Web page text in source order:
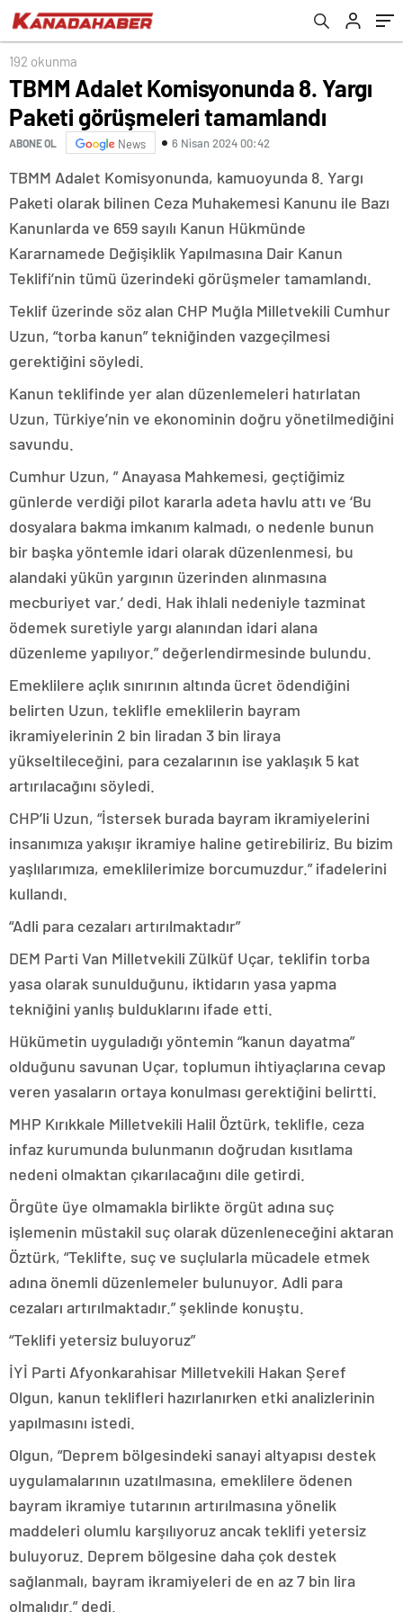
192 okunma
TBMM Adalet Komisyonunda 8. Yargı
Paketi görüşmeleri tamamlandı
ABONE OL News 6 Nisan 2024 00:42
TBMM Adalet Komisyonunda, kamuoyunda 8. Yargı
Paketi olarak bilinen Ceza Muhakemesi Kanunu ile Bazı
Kanunlarda ve 659 sayılı Kanun Hükmünde
Kararnamede Değişiklik Yapılmasına Dair Kanun
Teklifi’nin tümü üzerindeki görüşmeler tamamlandı.
Teklif üzerinde söz alan CHP Muğla Milletvekili Cumhur
Uzun, “torba kanun” tekniğinden vazgeçilmesi
gerektiğini söyledi.
Kanun teklifinde yer alan düzenlemeleri hatırlatan
Uzun, Türkiye’nin ve ekonominin doğru yönetilmediğini
savundu.
Cumhur Uzun, ” Anayasa Mahkemesi, geçtiğimiz
günlerde verdiği pilot kararla adeta havlu attı ve ‘Bu
dosyalara bakma imkanım kalmadı, o nedenle bunun
bir başka yöntemle idari olarak düzenlenmesi, bu
alandaki yükün yargının üzerinden alınmasına
mecburiyet var.’ dedi. Hak ihlali nedeniyle tazminat
ödemek suretiyle yargı alanından idari alana
düzenleme yapılıyor.” değerlendirmesinde bulundu.
Emeklilere açlık sınırının altında ücret ödendiğini
belirten Uzun, teklifle emeklilerin bayram
ikramiyelerinin 2 bin liradan 3 bin liraya
yükseltileceğini, para cezalarının ise yaklaşık 5 kat
artırılacağını söyledi.
CHP’li Uzun, “İstersek burada bayram ikramiyelerini
insanımıza yakışır ikramiye haline getirebiliriz. Bu bizim
yaşlılarımıza, emeklilerimize borcumuzdur.” ifadelerini
kullandı.
“Adli para cezaları artırılmaktadır”
DEM Parti Van Milletvekili Zülküf Uçar, teklifin torba
yasa olarak sunulduğunu, iktidarın yasa yapma
tekniğini yanlış bulduklarını ifade etti.
Hükümetin uyguladığı yöntemin “kanun dayatma”
olduğunu savunan Uçar, toplumun ihtiyaçlarına cevap
veren yasaların ortaya konulması gerektiğini belirtti.
MHP Kırıkkale Milletvekili Halil Öztürk, teklifle, ceza
infaz kurumunda bulunmanın doğrudan kısıtlama
nedeni olmaktan çıkarılacağını dile getirdi.
Örgüte üye olmamakla birlikte örgüt adına suç
işlemenin müstakil suç olarak düzenleneceğini aktaran
Öztürk, “Teklifte, suç ve suçlularla mücadele etmek
adına önemli düzenlemeler bulunuyor. Adli para
cezaları artırılmaktadır.” şeklinde konuştu.
“Teklifi yetersiz buluyoruz”
İYİ Parti Afyonkarahisar Milletvekili Hakan Şeref
Olgun, kanun teklifleri hazırlanırken etki analizlerinin
yapılmasını istedi.
Olgun, “Deprem bölgesindeki sanayi altyapısı destek
uygulamalarının uzatılmasına, emeklilere ödenen
bayram ikramiye tutarının artırılmasına yönelik
maddeleri olumlu karşılıyoruz ancak teklifi yetersiz
buluyoruz. Deprem bölgesine daha çok destek
sağlanmalı, bayram ikramiyeleri de en az 7 bin lira
olmalıdır.” dedi.